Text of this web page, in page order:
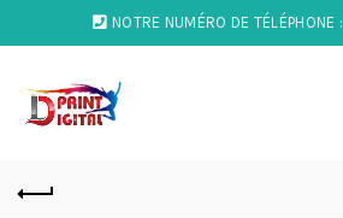
NOTRE NUMÉRO DE TÉLÉPHONE :